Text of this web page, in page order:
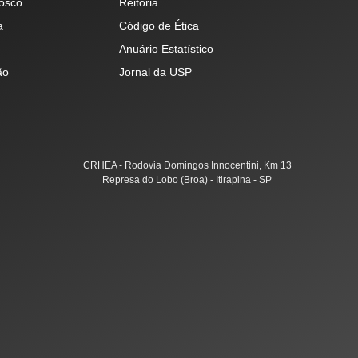
Código de Ética
Anuário Estatístico
Jornal da USP
CRHEA - Rodovia Domingos Innocentini, Km 13
Represa do Lobo (Broa) - Itirapina - SP